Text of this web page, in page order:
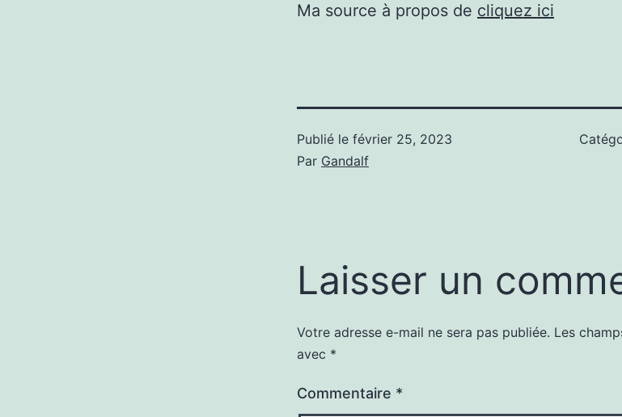
Ma source à propos de cliquez ici
Publié le février 25, 2023
Par Gandalf
Laisser un
Votre adresse e-mail ne sera pas publiée. Les
avec *
Commentaire *